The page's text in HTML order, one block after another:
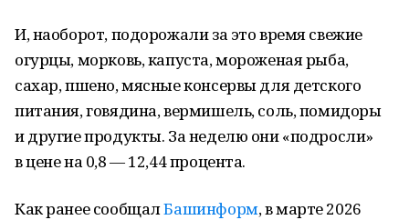
И, наоборот, подорожали за это время свежие
огурцы, морковь, капуста, мороженая рыба,
сахар, пшено, мясные консервы для детского
питания, говядина, вермишель, соль, помидоры
и другие продукты. За неделю они «подросли»
в цене на 0,8 — 12,44 процента.
Как ранее сообщалБашинформ, в марте 2026